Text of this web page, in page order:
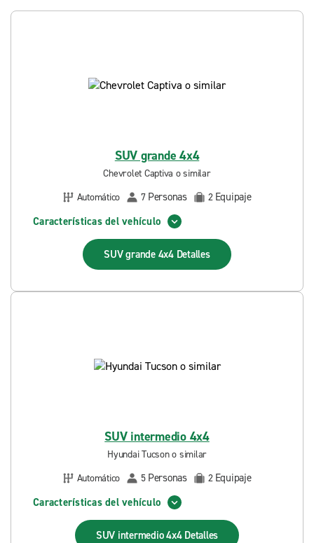
SUV grande 4x4
Chevrolet Captiva o similar
Automático
7 Personas 2 Equipaje
Características del vehículo
SUV grande 4x4 Detalles
SUV intermedio 4x4
Hyundai Tucson o similar
Automático
5 Personas 2 Equipaje
Características del vehículo
SUV intermedio 4x4 Detalles